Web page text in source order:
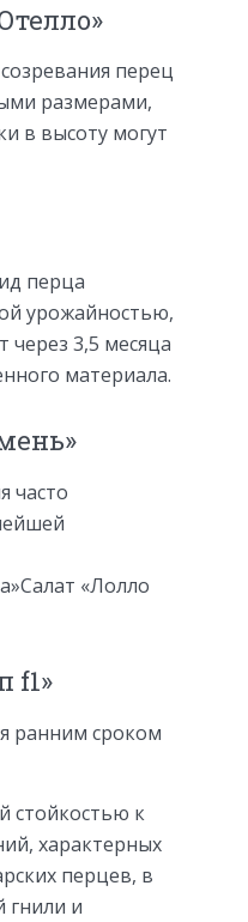
перец
размерами,
в высоту могут
перца
урожайностью,
3,5 месяца
материала.
часто
Салат «Лолло
f1»
ранним сроком
стойкостью к
характерных
перцев, в
гнили и